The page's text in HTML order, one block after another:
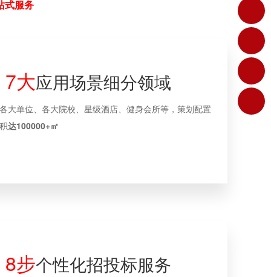
式服务
7大应用场景细分领域
大单位、各大院校、星级酒店、健身会所等，策划配置
达100000+㎡
8步个性化招投标服务